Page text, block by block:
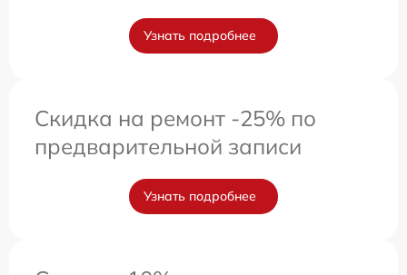
Узнать подробнее
Скидка на ремонт -25% по
предварительной записи
Узнать подробнее